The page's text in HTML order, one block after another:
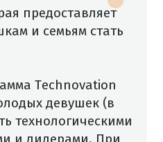
предоставляет
и семьям стать
Technovation
девушек (в
технологическими
и лидерами. При